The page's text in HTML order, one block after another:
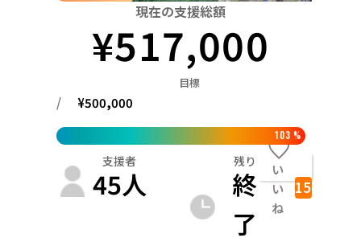
愛媛 高知
佐賀 長崎 熊本 大分
現在の支援総額
¥517,000
目標
/ ¥500,000
103 %
支援者
45人
残り
終
了
い
い
ね
15